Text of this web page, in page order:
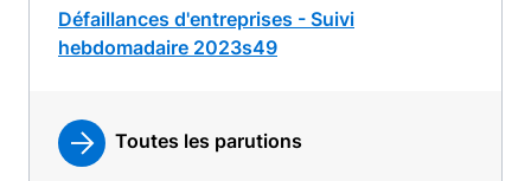
Défaillances d'entreprises - Suivi
hebdomadaire 2023s49
Toutes les parutions